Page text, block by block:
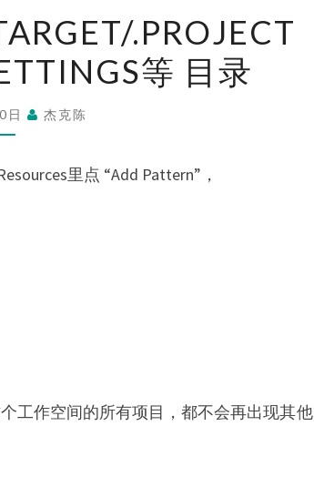
SVN
.PROJECT
.PROJECT
等 目录
日 杰克陈
里点 “Add Pattern”，
工作空间的所有项目，都不会再出现其他